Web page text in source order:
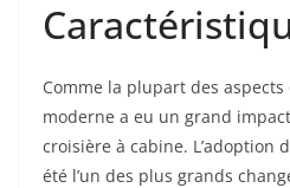
Comme la plupart des
moderne a eu un grand
croisière à cabine. L’adoption
été l’un des plus grands